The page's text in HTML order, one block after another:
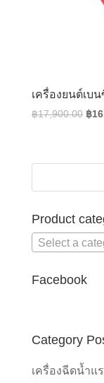
เครื่องยนต์เบ
฿17,900.00
฿
฿
Product
Select a
Facebook
Category
เครื่องฉีดน้ำ